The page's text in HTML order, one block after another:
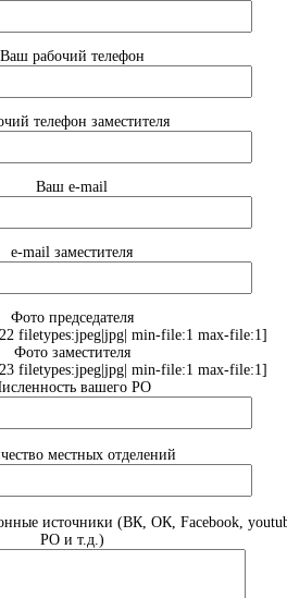
Ваш рабочий телефон
телефон заместителя
Ваш e-mail
e-mail заместителя
Фото председателя
filetypes:jpeg|jpg| min-file:1 max-file:1]
Фото заместителя
filetypes:jpeg|jpg| min-file:1 max-file:1]
вашего РО
местных отделений
источники (ВК, ОК, Facebook,
РО и т.д.)